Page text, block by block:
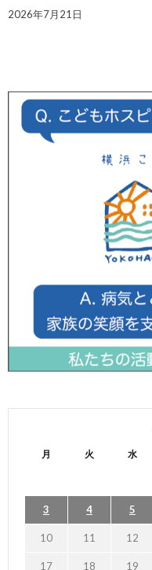
2026年7月21日
月 火 水
3 4 5
10 11 12
17 18 19